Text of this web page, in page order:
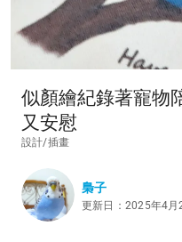
似顏繪紀錄著寵物
又安慰
設計/插畫
梟子
更新日：2025年4月